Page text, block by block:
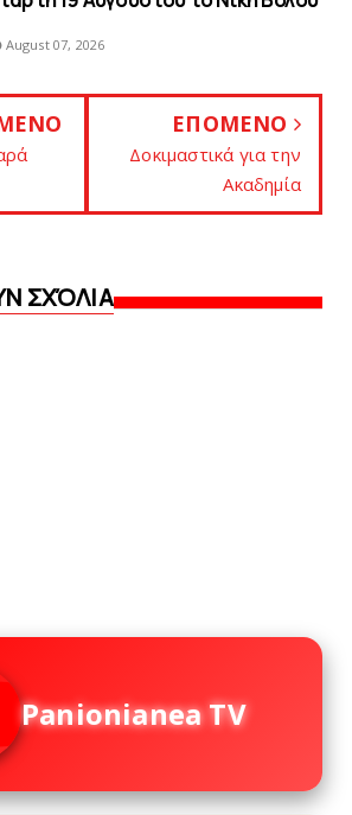
August 07, 2026
ΕΠΟΜΕΝΟ
Δοκιμαστικά για την
Ακαδημία
ΣΧΌΛΙΑ
Panionianea TV